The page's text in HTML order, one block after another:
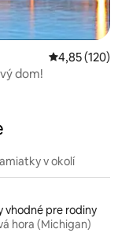
Priemerné
4,85 (120)
dom!
v okolí
vhodné pre rodiny
hora (Michigan)